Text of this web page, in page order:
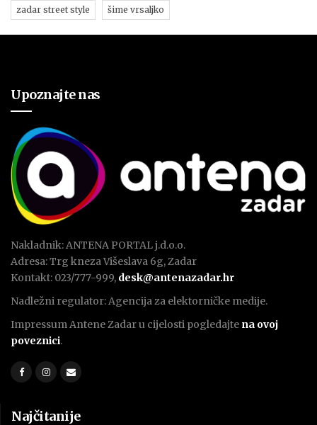
zadar street style šime vrsaljko
Upoznajte nas
Nakladnik: ANTENA PORTAL j.d.o.o.
Adresa: Trg kneza Višeslava 6g, Zadar
Kontakt: 023/777-999, desk@antenazadar.hr
Nadležni regulator: Agencija za elektorničke medije.
Impressum Antene Zadar u cijelosti pogledajte na ovoj
poveznici.
Najčitanije